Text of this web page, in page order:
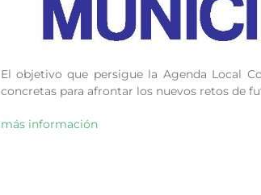
El objetivo que persigue la Agenda Local
concretas para afrontar los nuevos retos de
más información